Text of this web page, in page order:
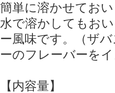
簡単に溶かせてお
水で溶かしてもお
ー風味です。（ザ
ーのフレーバーを
【内容量】